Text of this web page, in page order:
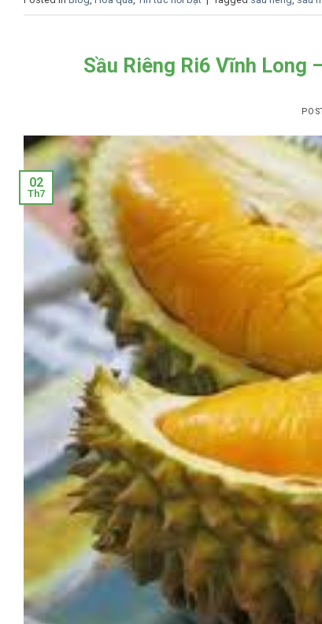
Sầu Riêng Ri6 Vĩnh Long
02
Th7